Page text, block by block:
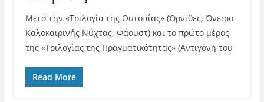
Μετά την «Τριλογία της Ουτοπίας» (Όρνιθες, Όνειρο
Καλοκαιρινής Νύχτας, Φάουστ) και το πρώτο μέρος
της «Τριλογίας της Πραγματικότητας» (Αντιγόνη του
Read More